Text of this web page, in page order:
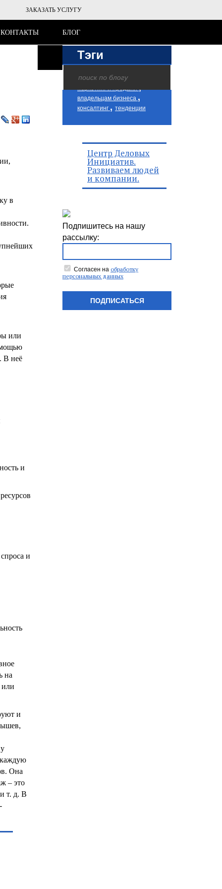
ЗАКАЗАТЬ УСЛУГУ
КОНТАКТЫ БЛОГ
в
или
В неё
и
и
на
или
и
каждую
Она
– это
т. д. В
Тэги
персонал,менеджмент
маркетинг и продажи,
владельцам бизнеса ,
консалтинг , тенденции
Центр Деловых
Инициатив.
Развиваем людей
и компании.
Подпишитесь на нашу
рассылку:
Согласен на обработку
персональных данных
ПОДПИСАТЬСЯ